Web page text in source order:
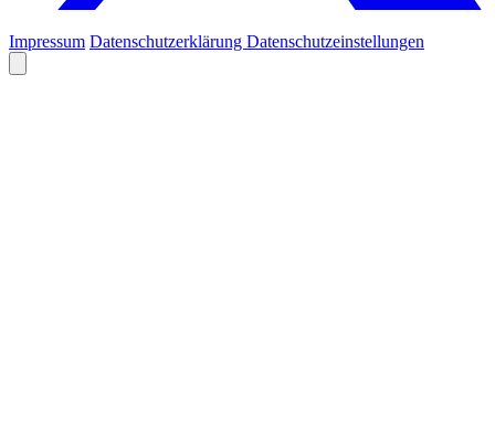
Impressum Datenschutzerklärung Datenschutzeinstellungen